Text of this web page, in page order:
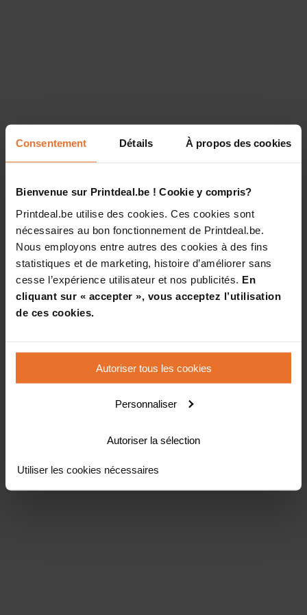
Consentement Détails À propos des cookies
Bienvenue sur Printdeal.be ! Cookie y compris?
Printdeal.be utilise des cookies. Ces cookies sont
nécessaires au bon fonctionnement de Printdeal.be.
Nous employons entre autres des cookies à des fins
statistiques et de marketing, histoire d’améliorer sans
cesse l’expérience utilisateur et nos publicités. En
cliquant sur « accepter », vous acceptez l’utilisation
de ces cookies.
Autoriser tous les cookies
Personnaliser
Autoriser la sélection
Utiliser les cookies nécessaires